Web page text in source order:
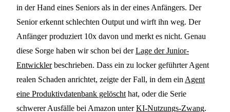
in der Hand eines Seniors als in der eines Anfängers. Der
Senior erkennt schlechten Output und wirft ihn weg. Der
Anfänger produziert 10x davon und merkt es nicht. Genau
diese Sorge haben wir schon bei derLage der Junior-
Entwicklerbeschrieben. Dass ein zu locker geführter Agent
realen Schaden anrichtet, zeigte der Fall, in dem ein Agent
eine Produktivdatenbank gelöscht hat, oder die Serie
schwerer Ausfälle bei Amazon unterKI-Nutzungs-Zwang.